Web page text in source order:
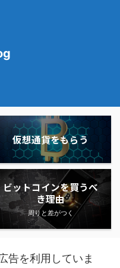
仮想通貨をもらう
ビットコインを買うべ
き理由
周りと差がつく
告を利用していま